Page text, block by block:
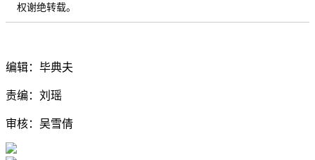
权谢绝转载。
编辑：毕典夫
责编：刘瑶
审核：吴雪倩